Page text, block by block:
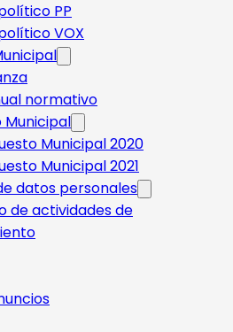
PP
VOX
normativo
Municipal
Municipal 2020
Municipal 2021
datos personales
de actividades de